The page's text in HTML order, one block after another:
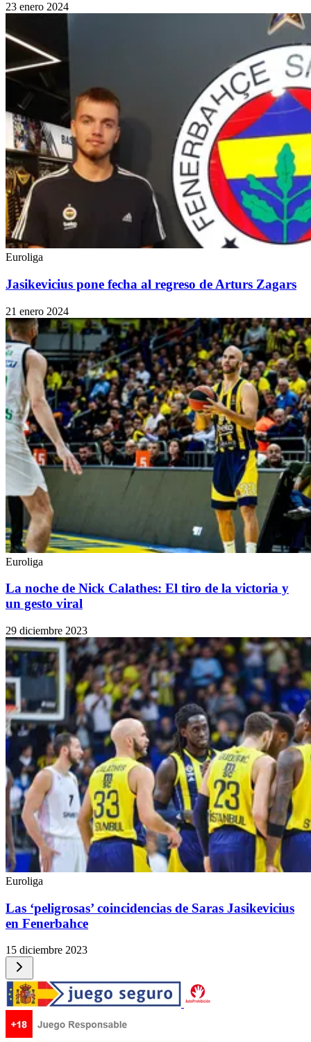
23 enero 2024
Euroliga
Jasikevicius pone fecha al regreso de Arturs Zagars
21 enero 2024
Euroliga
La noche de Nick Calathes: El tiro de la victoria y
un gesto viral
29 diciembre 2023
Euroliga
Las ‘peligrosas’ coincidencias de Saras Jasikevicius
en Fenerbahce
15 diciembre 2023